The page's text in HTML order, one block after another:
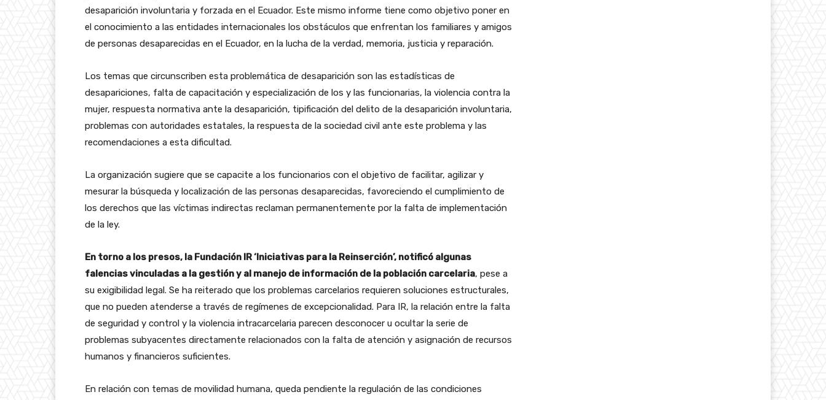
desaparición involuntaria y forzada en el Ecuador. Este mismo informe tiene como objetivo poner en
el conocimiento a las entidades internacionales los obstáculos que enfrentan los familiares y amigos
de personas desaparecidas en el Ecuador, en la lucha de la verdad, memoria, justicia y reparación.
Los temas que circunscriben esta problemática de desaparición son las estadísticas de
desapariciones, falta de capacitación y especialización de los y las funcionarias, la violencia contra la
mujer, respuesta normativa ante la desaparición, tipificación del delito de la desaparición involuntaria,
problemas con autoridades estatales, la respuesta de la sociedad civil ante este problema y las
recomendaciones a esta dificultad.
La organización sugiere que se capacite a los funcionarios con el objetivo de facilitar, agilizar y
mesurar la búsqueda y localización de las personas desaparecidas, favoreciendo el cumplimiento de
los derechos que las víctimas indirectas reclaman permanentemente por la falta de implementación
de la ley.
En torno a los presos, la Fundación IR ‘Iniciativas para la Reinserción’, notificó algunas
falencias vinculadas a la gestión y al manejo de información de la población carcelaria, pese a
su exigibilidad legal. Se ha reiterado que los problemas carcelarios requieren soluciones estructurales,
que no pueden atenderse a través de regímenes de excepcionalidad. Para IR, la relación entre la falta
de seguridad y control y la violencia intracarcelaria parecen desconocer u ocultar la serie de
problemas subyacentes directamente relacionados con la falta de atención y asignación de recursos
humanos y financieros suficientes.
En relación con temas de movilidad humana, queda pendiente la regulación de las condiciones